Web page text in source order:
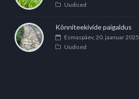
Uudised
Kõnniteekivide paigaldus
Esmaspäev, 20. jaanuar 2025
Uudised